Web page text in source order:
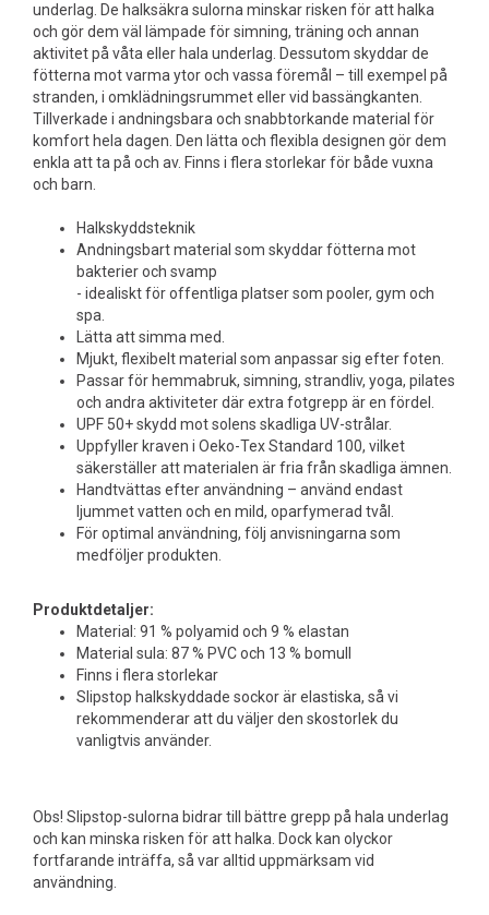
underlag. De halksäkra sulorna minskar risken för att halka
och gör dem väl lämpade för simning, träning och annan
aktivitet på våta eller hala underlag. Dessutom skyddar de
fötterna mot varma ytor och vassa föremål – till exempel på
stranden, i omklädningsrummet eller vid bassängkanten.
Tillverkade i andningsbara och snabbtorkande material för
komfort hela dagen. Den lätta och flexibla designen gör dem
enkla att ta på och av. Finns i flera storlekar för både vuxna
och barn.
Halkskyddsteknik
Andningsbart material som skyddar fötterna mot
bakterier och svamp
- idealiskt för offentliga platser som pooler, gym och
spa.
Lätta att simma med.
Mjukt, flexibelt material som anpassar sig efter foten.
Passar för hemmabruk, simning, strandliv, yoga, pilates
och andra aktiviteter där extra fotgrepp är en fördel.
UPF 50+ skydd mot solens skadliga UV-strålar.
Uppfyller kraven i Oeko-Tex Standard 100, vilket
säkerställer att materialen är fria från skadliga ämnen.
Handtvättas efter användning – använd endast
ljummet vatten och en mild, oparfymerad tvål.
För optimal användning, följ anvisningarna som
medföljer produkten.
Produktdetaljer:
Material: 91 % polyamid och 9 % elastan
Material sula: 87 % PVC och 13 % bomull
Finns i flera storlekar
Slipstop halkskyddade sockor är elastiska, så vi
rekommenderar att du väljer den skostorlek du
vanligtvis använder.
Obs! Slipstop-sulorna bidrar till bättre grepp på hala underlag
och kan minska risken för att halka. Dock kan olyckor
fortfarande inträffa, så var alltid uppmärksam vid
användning.